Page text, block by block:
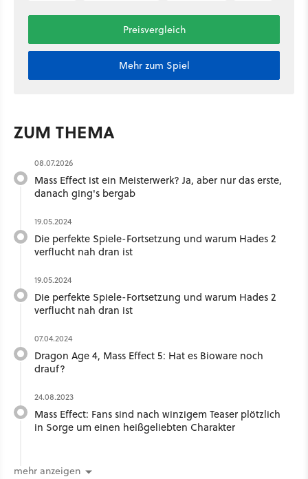
Preisvergleich
Mehr zum Spiel
ZUM THEMA
08.07.2026
Mass Effect ist ein Meisterwerk? Ja, aber nur das erste,
danach ging's bergab
19.05.2024
Die perfekte Spiele-Fortsetzung und warum Hades 2
verflucht nah dran ist
19.05.2024
Die perfekte Spiele-Fortsetzung und warum Hades 2
verflucht nah dran ist
07.04.2024
Dragon Age 4, Mass Effect 5: Hat es Bioware noch
drauf?
24.08.2023
Mass Effect: Fans sind nach winzigem Teaser plötzlich
in Sorge um einen heißgeliebten Charakter
mehr anzeigen